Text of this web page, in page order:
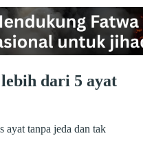
dari 5 ayat
ayat tanpa jeda dan tak